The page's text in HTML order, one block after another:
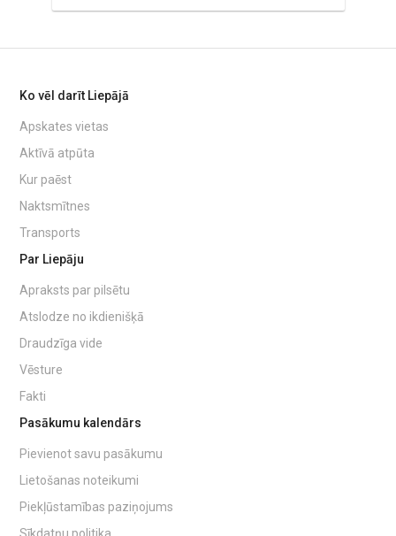
Ko vēl darīt Liepājā
Apskates vietas
Aktīvā atpūta
Kur paēst
Naktsmītnes
Transports
Par Liepāju
Apraksts par pilsētu
Atslodze no ikdienišķā
Draudzīga vide
Vēsture
Fakti
Pasākumu kalendārs
Pievienot savu pasākumu
Lietošanas noteikumi
Piekļūstamības paziņojums